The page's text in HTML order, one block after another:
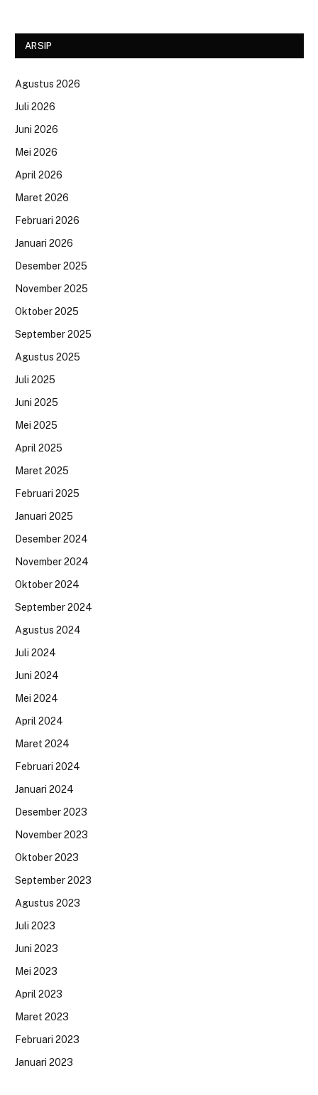
ARSIP
Agustus 2026
Juli 2026
Juni 2026
Mei 2026
April 2026
Maret 2026
Februari 2026
Januari 2026
Desember 2025
November 2025
Oktober 2025
September 2025
Agustus 2025
Juli 2025
Juni 2025
Mei 2025
April 2025
Maret 2025
Februari 2025
Januari 2025
Desember 2024
November 2024
Oktober 2024
September 2024
Agustus 2024
Juli 2024
Juni 2024
Mei 2024
April 2024
Maret 2024
Februari 2024
Januari 2024
Desember 2023
November 2023
Oktober 2023
September 2023
Agustus 2023
Juli 2023
Juni 2023
Mei 2023
April 2023
Maret 2023
Februari 2023
Januari 2023